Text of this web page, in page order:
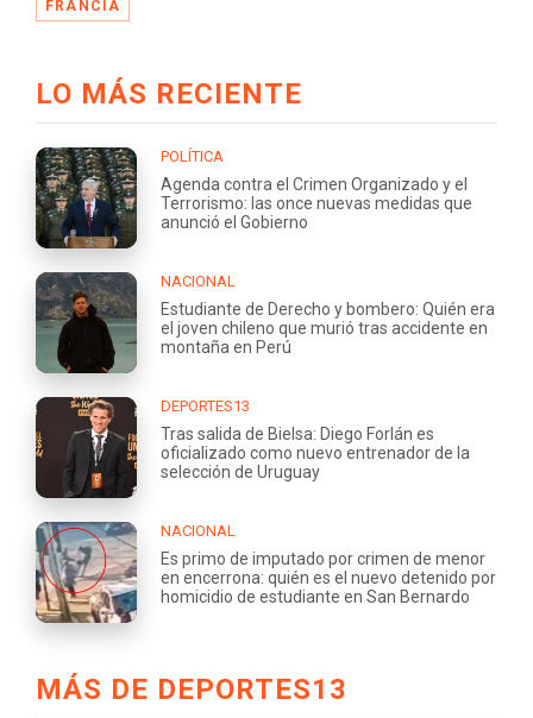
FRANCIA
LO MÁS RECIENTE
POLÍTICA
Agenda contra el Crimen Organizado y el
Terrorismo: las once nuevas medidas que
anunció el Gobierno
NACIONAL
Estudiante de Derecho y bombero: Quién era
el joven chileno que murió tras accidente en
montaña en Perú
DEPORTES13
Tras salida de Bielsa: Diego Forlán es
oficializado como nuevo entrenador de la
selección de Uruguay
NACIONAL
Es primo de imputado por crimen de menor
en encerrona: quién es el nuevo detenido por
homicidio de estudiante en San Bernardo
MÁS DE DEPORTES13